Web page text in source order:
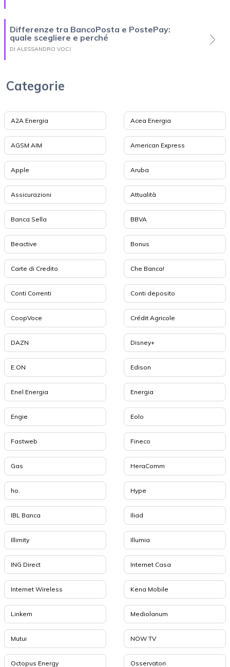
Differenze tra BancoPosta e PostePay:
quale scegliere e perché
DI ALESSANDRO VOCI
Categorie
A2A Energia Acea Energia
AGSM AIM American Express
Apple Aruba
Assicurazioni Attualità
Banca Sella BBVA
Beactive Bonus
Carte di Credito Che Banca!
Conti Correnti Conti deposito
CoopVoce Crédit Agricole
DAZN Disney+
E.ON Edison
Enel Energia Energia
Engie Eolo
Fastweb Fineco
Gas HeraComm
ho. Hype
IBL Banca Iliad
Illimity Illumia
ING Direct Internet Casa
Internet Wireless Kena Mobile
Linkem Mediolanum
Mutui NOW TV
Octopus Energy Osservatori